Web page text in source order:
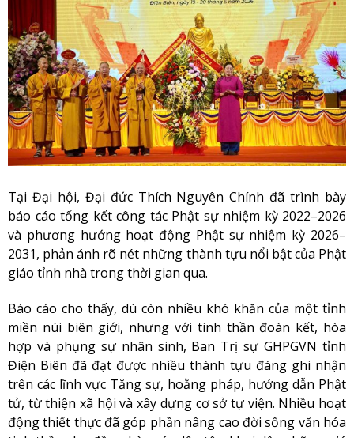
Tại Đại hội, Đại đức Thích Nguyên Chính đã trình bày
báo cáo tổng kết công tác Phật sự nhiệm kỳ 2022–2026
và phương hướng hoạt động Phật sự nhiệm kỳ 2026–
2031, phản ánh rõ nét những thành tựu nổi bật của Phật
giáo tỉnh nhà trong thời gian qua.
Báo cáo cho thấy, dù còn nhiều khó khăn của một tỉnh
miền núi biên giới, nhưng với tinh thần đoàn kết, hòa
hợp và phụng sự nhân sinh, Ban Trị sự GHPGVN tỉnh
Điện Biên đã đạt được nhiều thành tựu đáng ghi nhận
trên các lĩnh vực Tăng sự, hoằng pháp, hướng dẫn Phật
tử, từ thiện xã hội và xây dựng cơ sở tự viện. Nhiều hoạt
động thiết thực đã góp phần nâng cao đời sống văn hóa